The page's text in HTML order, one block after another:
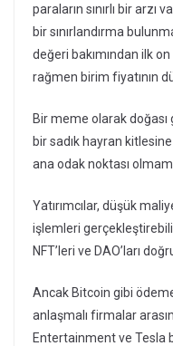
paraların sınırlı bir arzı
bir sınırlandırma
değeri bakımından ilk
rağmen birim fiyatının
Bir meme olarak doğası
bir sadık hayran
ana odak noktası
Yatırımcılar, düşük
işlemleri
NFT’leri ve DAO’ları
Ancak Bitcoin gibi
anlaşmalı firmalar
Entertainment ve Tesla